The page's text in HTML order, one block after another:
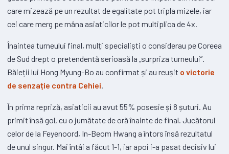
care mizează pe un rezultat de egalitate pot tripla mizele, iar
cei care merg pe mâna asiaticilor le pot multiplica de 4x.
Înaintea turneului final, mulți specialiști o considerau pe Coreea
de Sud drept o pretendentă serioasă la „surpriza turneului”.
Băieții lui Hong Myung-Bo au confirmat și au reușit o victorie
de senzație contra Cehiei
În prima repriză, asiaticii au avut 55% posesie și 8 șuturi. Au
primit însă gol, cu o jumătate de oră înainte de final. Jucătorul
celor de la Feyenoord, In-Beom Hwang a întors însă rezultatul
de unul singur. Mai întâi a făcut 1-1, iar apoi i-a pasat decisiv lui